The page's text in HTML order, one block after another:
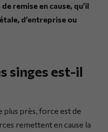
remise en cause, qu’il
d’entreprise ou
singes est-il
plus près, force est de
remettent en cause la